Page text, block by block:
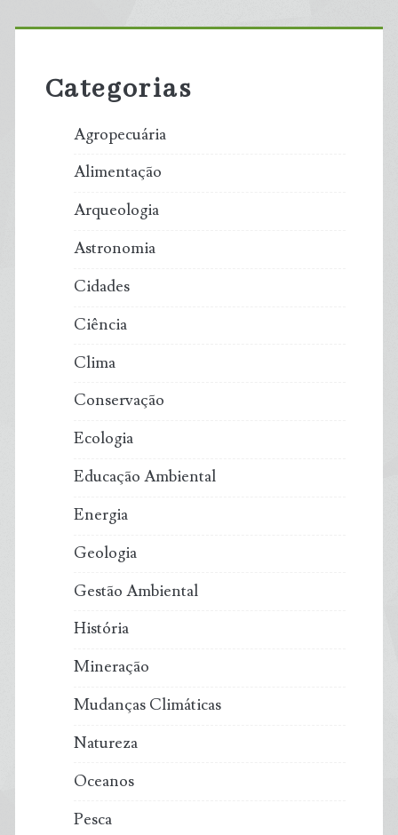
Primary
Sidebar
Categorias
Agropecuária
Alimentação
Arqueologia
Astronomia
Cidades
Ciência
Clima
Conservação
Ecologia
Educação Ambiental
Energia
Geologia
Gestão Ambiental
História
Mineração
Mudanças Climáticas
Natureza
Oceanos
Pesca